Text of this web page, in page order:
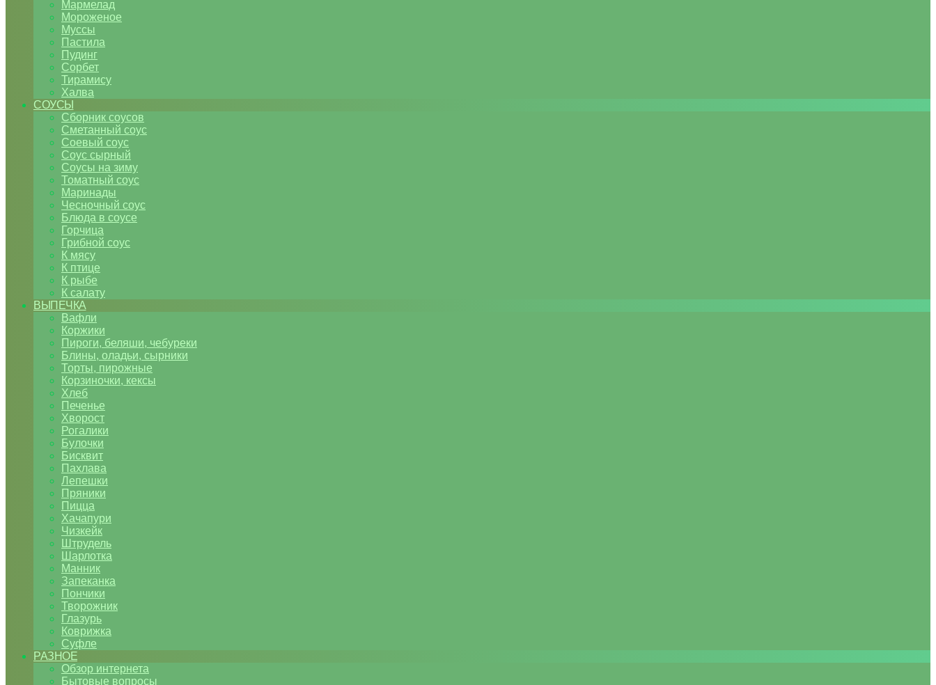
Мармелад
Мороженое
Муссы
Пастила
Пудинг
Сорбет
Тирамису
Халва
СОУСЫ
Сборник соусов
Сметанный соус
Соевый соус
Соус сырный
Соусы на зиму
Томатный соус
Маринады
Чесночный соус
Блюда в соусе
Горчица
Грибной соус
К мясу
К птице
К рыбе
К салату
ВЫПЕЧКА
Вафли
Коржики
Пироги, беляши, чебуреки
Блины, оладьи, сырники
Торты, пирожные
Корзиночки, кексы
Хлеб
Печенье
Хворост
Рогалики
Булочки
Бисквит
Пахлава
Лепешки
Пряники
Пицца
Хачапури
Чизкейк
Штрудель
Шарлотка
Манник
Запеканка
Пончики
Творожник
Глазурь
Коврижка
Суфле
РАЗНОЕ
Обзор интернета
Бытовые вопросы